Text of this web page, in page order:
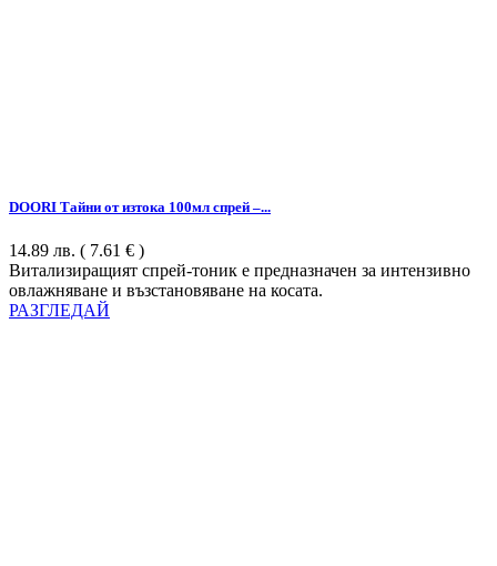
DOORI Тайни от изтока 100мл спрей –...
14.89 лв. ( 7.61 € )
Витализиращият спрей-тоник е предназначен за интензивно
овлажняване и възстановяване на косата.
РАЗГЛЕДАЙ